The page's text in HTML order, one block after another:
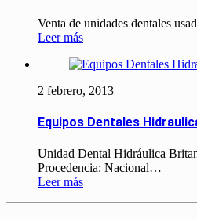
Venta de unidades dentales
Leer más
2 febrero, 2013
Equipos Dentales
Unidad Dental Hidráulica
Procedencia: Nacional…
Leer más